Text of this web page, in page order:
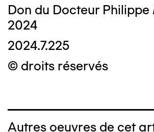
Don du Docteur Philippe
2024
2024.7.225
© droits réservés
Autres oeuvres de cet